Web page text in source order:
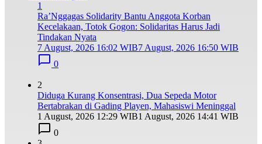
1
Ra’Nggagas Solidarity Bantu Anggota Korban
Kecelakaan, Totok Gogon: Solidaritas Harus Jadi
Tindakan Nyata
7 August, 2026 16:02 WIB7 August, 2026 16:50 WIB
0
2
Diduga Kurang Konsentrasi, Dua Sepeda Motor
Bertabrakan di Gading Playen, Mahasiswi Meninggal
1 August, 2026 12:29 WIB1 August, 2026 14:41 WIB
0